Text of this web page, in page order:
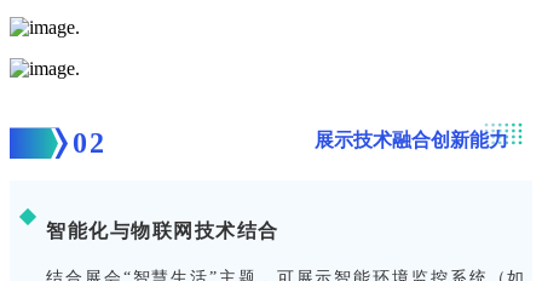
02 展示技术融合创新能力
智能化与物联网技术结合